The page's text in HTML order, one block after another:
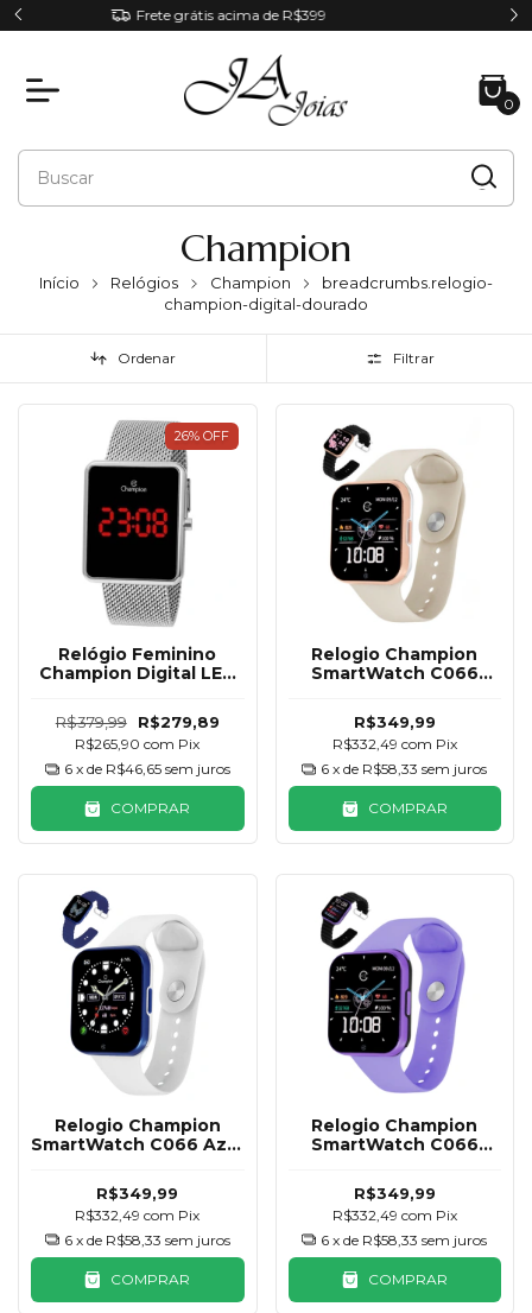
Parcele em até 6x sem juros
0
Champion
Início Relógios Champion
breadcrumbs.relogio-
champion-digital-dourado
Ordenar Filtrar
26% OFF
Relógio Feminino
Champion Digital LED
R$379,99 R$279,89
R$265,90com Pix
6 x de R$46,65 sem juros
COMPRAR
Relogio Champion
SmartWatch C066
Pulseiras
R$349,99
R$332,49 com Pix
6 x de R$58,33 sem juros
COMPRAR
Relogio Champion
SmartWatch C066 Azul
R$349,99
R$332,49com Pix
6 x de R$58,33 sem juros
COMPRAR
Relogio Champion
SmartWatch C066
Pulseiras
R$349,99
R$332,49 com Pix
6 x de R$58,33 sem juros
COMPRAR